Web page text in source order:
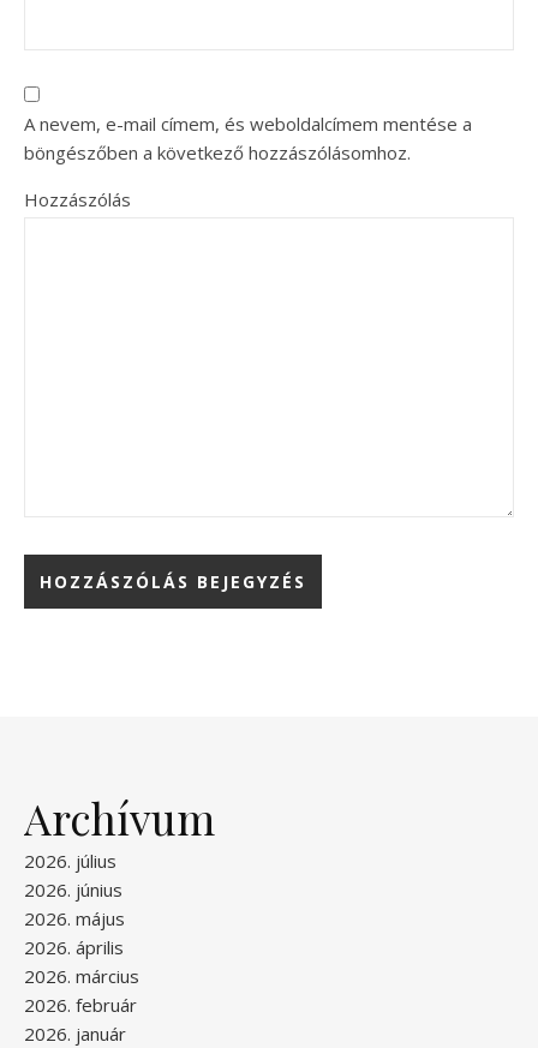
A nevem, e-mail címem, és weboldalcímem mentése a
böngészőben a következő hozzászólásomhoz.
Hozzászólás
Archívum
2026. július
2026. június
2026. május
2026. április
2026. március
2026. február
2026. január